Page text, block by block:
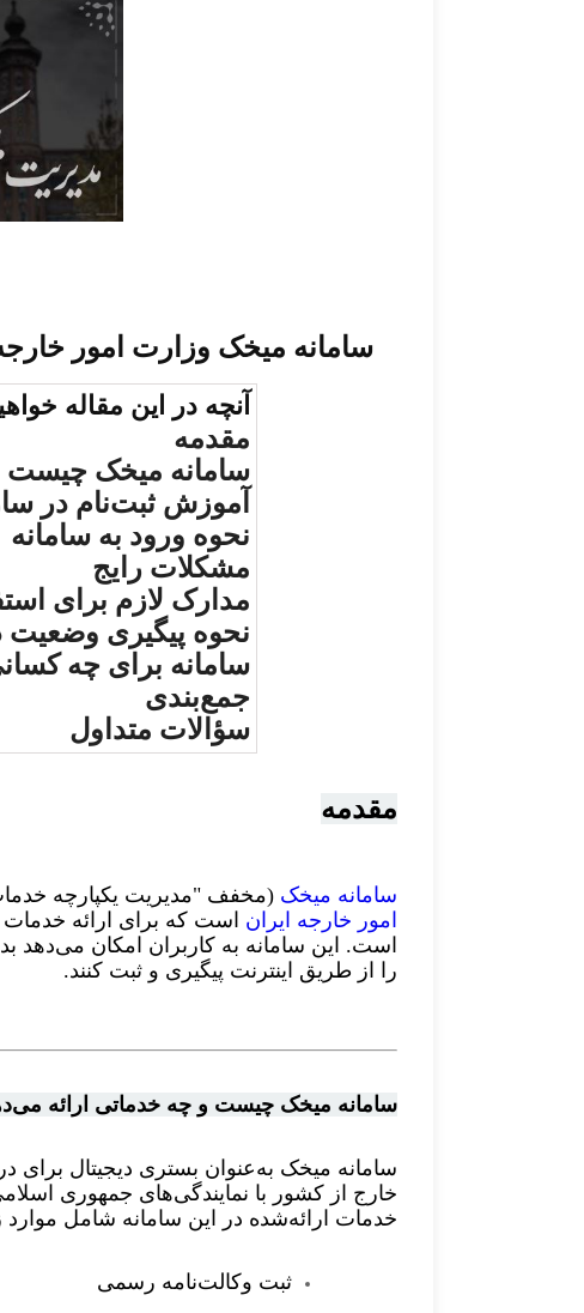
سامانه میخک وزارت امور
آنچه در این مقاله
مقدمه
سامانه میخک چیست
آموزش ثبت‌نام در
نحوه ورود به سامانه
مشکلات رایج
مدارک لازم برای
نحوه پیگیری
سامانه برای چه
جمع‌بندی
سؤالات متداول
مقدمه
سامانه میخک (مخفف "مدیریت یکپارچه
امور خارجه ایران است که برای ارائه خدمات
است. این سامانه به کاربران امکان می‌دهد
را از طریق اینترنت پیگیری و ثبت کنند.
سامانه میخک چیست و چه خدماتی ارائه
سامانه میخک به‌عنوان بستری دیجیتال برای
خارج از کشور با نمایندگی‌های جمهوری
خدمات ارائه‌شده در این سامانه شامل
ثبت وکالت‌نامه رسمی